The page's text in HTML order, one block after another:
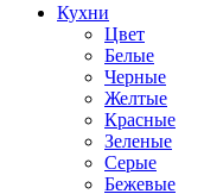
Кухни
Цвет
Белые
Черные
Желтые
Красные
Зеленые
Серые
Бежевые